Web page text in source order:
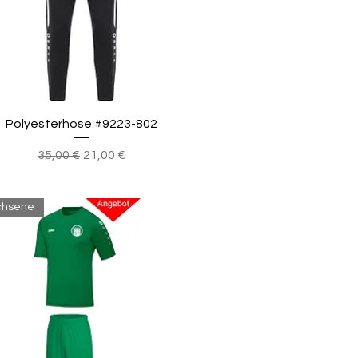
Polyesterhose #9223-802
Standardpreis
35,00 € Sale-Preis
21,00 €